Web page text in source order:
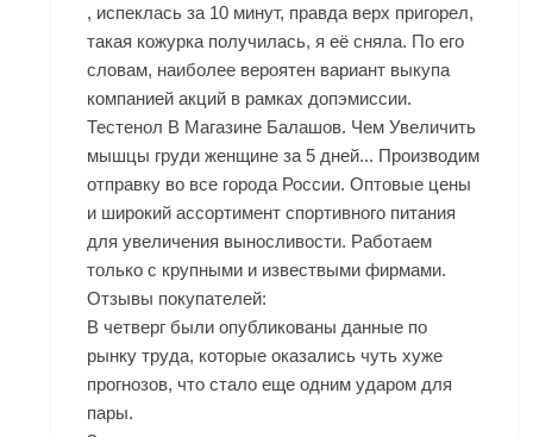
, испеклась за 10 минут, правда верх пригорел,
такая кожурка получилась, я её сняла. По его
словам, наиболее вероятен вариант выкупа
компанией акций в рамках допэмиссии.
Тестенол В Магазине Балашов. Чем Увеличить
мышцы груди женщине за 5 дней... Производим
отправку во все города России. Оптовые цены
и широкий ассортимент спортивного питания
для увеличения выносливости. Работаем
только с крупными и извествыми фирмами.
Отзывы покупателей:
В четверг были опубликованы данные по
рынку труда, которые оказались чуть хуже
прогнозов, что стало еще одним ударом для
пары.